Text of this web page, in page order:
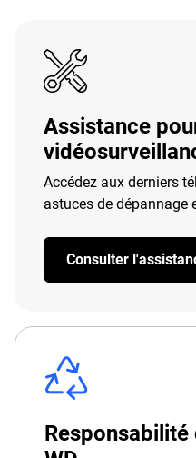
Assistance
Accédez aux derniers
astuces de dépannage
Consulter